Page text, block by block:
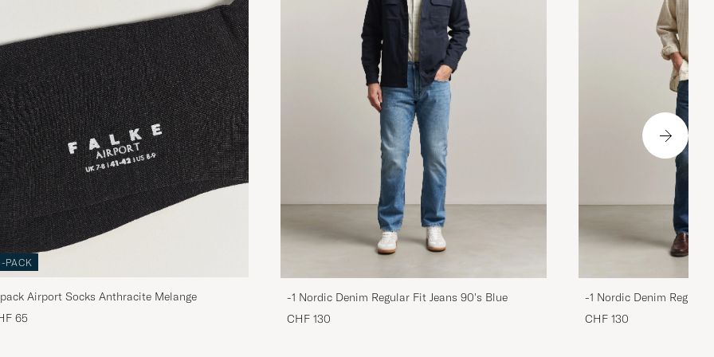
PACK
Airport Socks Anthracite Melange
65
-1 Nordic Denim Regular Fit Jeans 90's Blue
CHF 130
-1 Nordic Denim Regular
CHF 130